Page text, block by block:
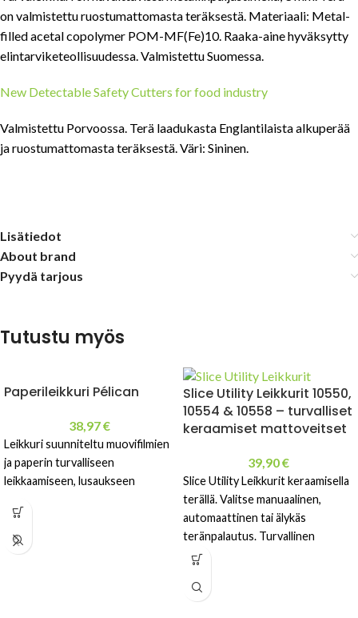
on valmistettu ruostumattomasta teräksestä. Materiaali: Metal-
filled acetal copolymer POM-MF(Fe)10. Raaka-aine hyväksytty
elintarviketeollisuudessa. Valmistettu Suomessa.
New Detectable Safety Cutters for food industry
Valmistettu Porvoossa. Terä laadukasta Englantilaista alkuperää
ja ruostumattomasta teräksestä. Väri: Sininen.
Lisätiedot
About brand
Pyydä tarjous
Tutustu myös
Paperileikkuri Pélican
38,97€
Leikkuri suunniteltu muovifilmien
ja paperin turvalliseen
leikkaamiseen, lusaukseen
Slice Utility Leikkurit 10550,
10554 & 10558 – turvalliset
keraamiset mattoveitset
39,90€
Slice Utility Leikkurit keraamisella
terällä. Valitse manuaalinen,
automaattinen tai älykäs
teränpalautus. Turvallinen
mattoveitsi ammatti- ja